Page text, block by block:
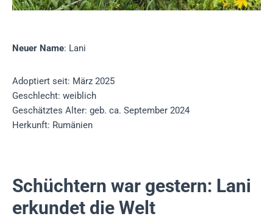
Neuer Name: Lani
Adoptiert seit: März 2025
Geschlecht: weiblich
Geschätztes Alter: geb. ca. September 2024
Herkunft: Rumänien
Schüchtern war gestern: Lani
erkundet die Welt